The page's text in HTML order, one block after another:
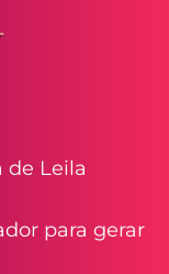
de Leila
para gerar